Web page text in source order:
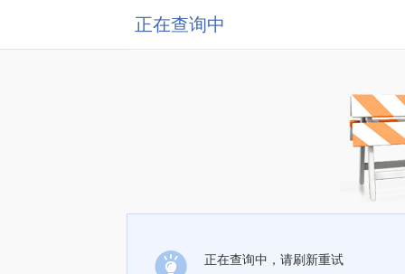
正在查询中
正在查询中，请刷新重试